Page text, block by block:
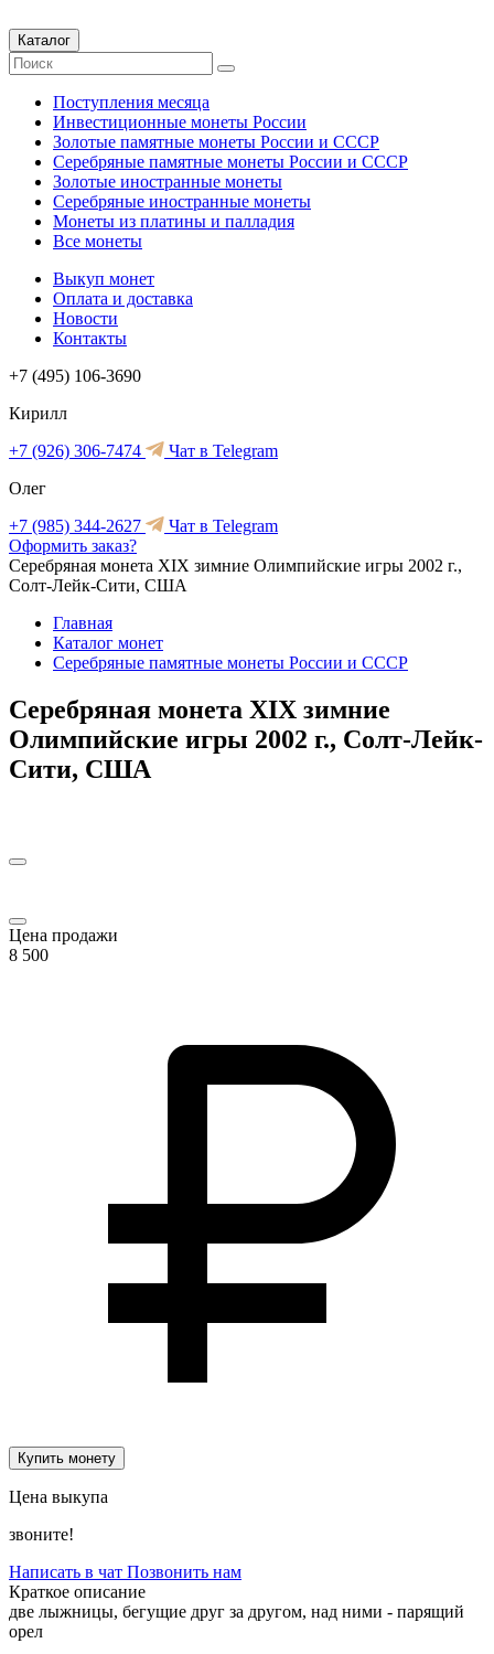
Каталог
Поступления месяца
Инвестиционные монеты России
Золотые памятные монеты России и СССР
Серебряные памятные монеты России и СССР
Золотые иностранные монеты
Серебряные иностранные монеты
Монеты из платины и палладия
Все монеты
Выкуп монет
Оплата и доставка
Новости
Контакты
+7 (495) 106-3690
Кирилл
+7 (926) 306-7474
Чат в Telegram
Олег
+7 (985) 344-2627
Чат в Telegram
Оформить заказ?
Серебряная монета XIX зимние Олимпийские игры 2002 г.,
Солт-Лейк-Сити, США
Главная
Каталог монет
Серебряные памятные монеты России и СССР
Серебряная монета XIX зимние
Олимпийские игры 2002 г., Солт-Лейк-
Сити, США
Цена продажи
8 500
Купить монету
Цена выкупа
звоните!
Написать в чат Позвонить нам
Краткое описание
две лыжницы, бегущие друг за другом, над ними - парящий
орел